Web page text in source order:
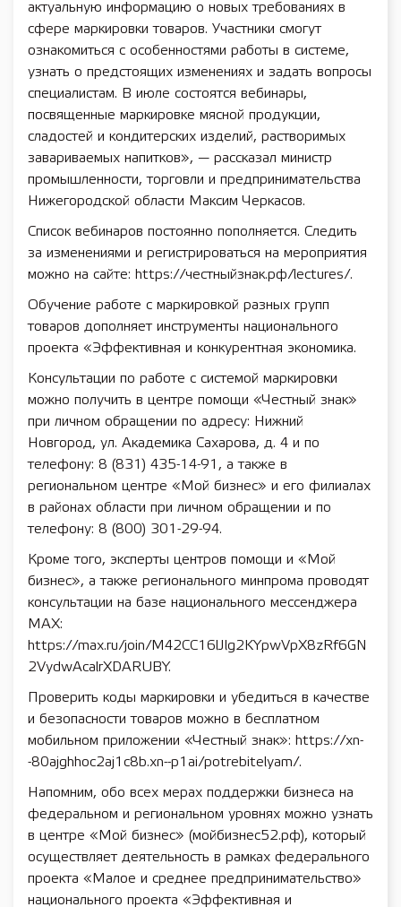
актуальную информацию о новых требованиях в
сфере маркировки товаров. Участники смогут
ознакомиться с особенностями работы в системе,
узнать о предстоящих изменениях и задать вопросы
специалистам. В июле состоятся вебинары,
посвященные маркировке мясной продукции,
сладостей и кондитерских изделий, растворимых
завариваемых напитков», — рассказал министр
промышленности, торговли и предпринимательства
Нижегородской области Максим Черкасов.
Список вебинаров постоянно пополняется. Следить
за изменениями и регистрироваться на мероприятия
можно на сайте: https://честныйзнак.рф/lectures/.
Обучение работе с маркировкой разных групп
товаров дополняет инструменты национального
проекта «Эффективная и конкурентная экономика.
Консультации по работе с системой маркировки
можно получить в центре помощи «Честный знак»
при личном обращении по адресу: Нижний
Новгород, ул. Академика Сахарова, д. 4 и по
телефону: 8 (831) 435-14-91, а также в
региональном центре «Мой бизнес» и его филиалах
в районах области при личном обращении и по
телефону: 8 (800) 301-29-94.
Кроме того, эксперты центров помощи и «Мой
бизнес», а также регионального минпрома проводят
консультации на базе национального мессенджера
MAX:
https://max.ru/join/M42CC16lJlg2KYpwVpX8zRf6GN
2VydwAcalrXDARUBY.
Проверить коды маркировки и убедиться в качестве
и безопасности товаров можно в бесплатном
мобильном приложении «Честный знак»: https://xn-
-80ajghhoc2aj1c8b.xn--p1ai/potrebitelyam/.
Напомним, обо всех мерах поддержки бизнеса на
федеральном и региональном уровнях можно узнать
в центре «Мой бизнес» (мойбизнес52.рф), который
осуществляет деятельность в рамках федерального
проекта «Малое и среднее предпринимательство»
национального проекта «Эффективная и